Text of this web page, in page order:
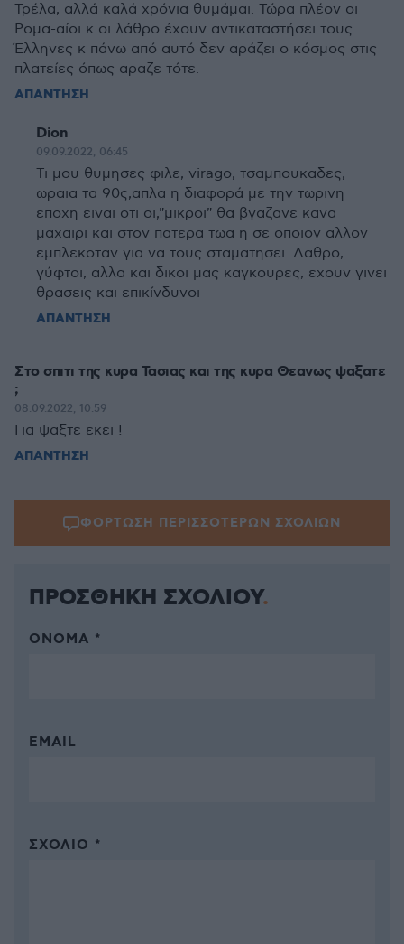
Τρέλα, αλλά καλά χρόνια θυμάμαι. Τώρα πλέον οι
Ρομα-αίοι κ οι λάθρο έχουν αντικαταστήσει τους
Έλληνες κ πάνω από αυτό δεν αράζει ο κόσμος στις
πλατείες όπως αραζε τότε.
ΑΠΑΝΤΗΣΗ
Dion
09.09.2022, 06:45
Τι μου θυμησες φιλε, virago, τσαμπουκαδες,
ωραια τα 90ς,απλα η διαφορά με την τωρινη
εποχη ειναι οτι οι,"μικροι" θα βγαζανε κανα
μαχαιρι και στον πατερα τωα η σε οποιον αλλον
εμπλεκοταν για να τους σταματησει. Λαθρο,
γύφτοι, αλλα και δικοι μας καγκουρες, εχουν γινει
θρασεις και επικίνδυνοι
ΑΠΑΝΤΗΣΗ
Στο σπιτι της κυρα Τασιας και της κυρα Θεανως ψαξατε
;
08.09.2022, 10:59
Για ψαξτε εκει !
ΑΠΑΝΤΗΣΗ
ΦΟΡΤΩΣΗ ΠΕΡΙΣΣΟΤΕΡΩΝ ΣΧΟΛΙΩΝ
ΠΡΟΣΘΗΚΗ ΣΧΟΛΙΟΥ
ΌΝΟΜΑ *
EMAIL
ΣΧΌΛΙΟ *